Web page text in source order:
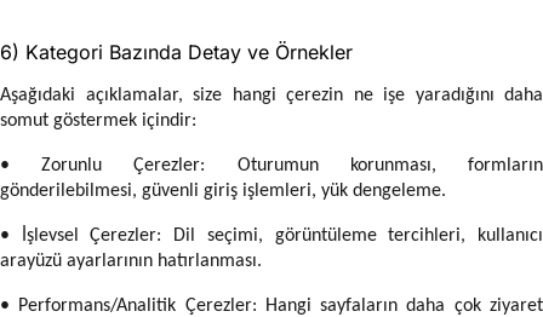
6) Kategori Bazında Detay ve Örnekler
Aşağıdaki açıklamalar, size hangi çerezin ne işe yaradığını daha
somut göstermek içindir:
• Zorunlu Çerezler: Oturumun korunması, formların
gönderilebilmesi, güvenli giriş işlemleri, yük dengeleme.
• İşlevsel Çerezler: Dil seçimi, görüntüleme tercihleri, kullanıcı
arayüzü ayarlarının hatırlanması.
• Performans/Analitik Çerezler: Hangi sayfaların daha çok ziyaret